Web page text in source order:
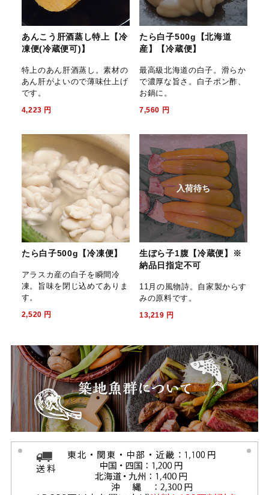
あんこう肝酒蒸し特上【冷
凍便(冷蔵便可)】
特上のあん肝酒蒸し。素材の
あん肝がよいので薄味仕上げ
です。
4,223 円
たら白子500g【北海道
産】【冷蔵便】
最高級北海道の白子。滑らか
で濃厚な旨さ。白子ポン酢、
お鍋に。
7,560 円
たら白子500g【冷凍便】
アラスカ産の白子を瞬間冷
凍。旨味を閉じ込めてありま
す。
2,520 円
入荷待ち
生ぼら子1腹【冷蔵便】※
納品日指定不可
11月の風物詩。自家製からす
みの原料です。
13,219 円